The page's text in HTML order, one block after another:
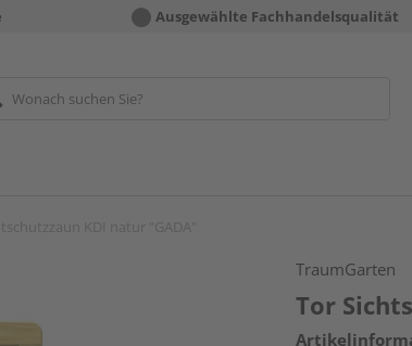
Ausgewählte Fachhandelsqualität
TraumGarten
Tor